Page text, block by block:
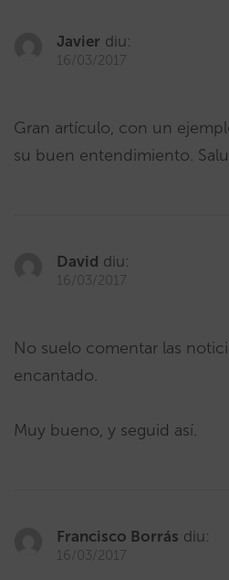
Javier diu:
16/03/2017
Gran artículo, con un
su buen entendimiento.
David diu:
16/03/2017
No suelo comentar las
encantado.
Muy bueno, y seguid así.
Francisco Borrás diu:
16/03/2017